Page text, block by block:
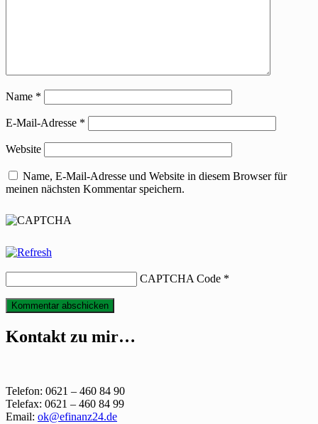
Name *
E-Mail-Adresse *
Website
Name, E-Mail-Adresse und Website in diesem Browser für
meinen nächsten Kommentar speichern.
CAPTCHA Code *
Beitragsnavigation
Kontakt zu mir…
Telefon: 0621 – 460 84 90
Telefax: 0621 – 460 84 99
Email: ok@efinanz24.de